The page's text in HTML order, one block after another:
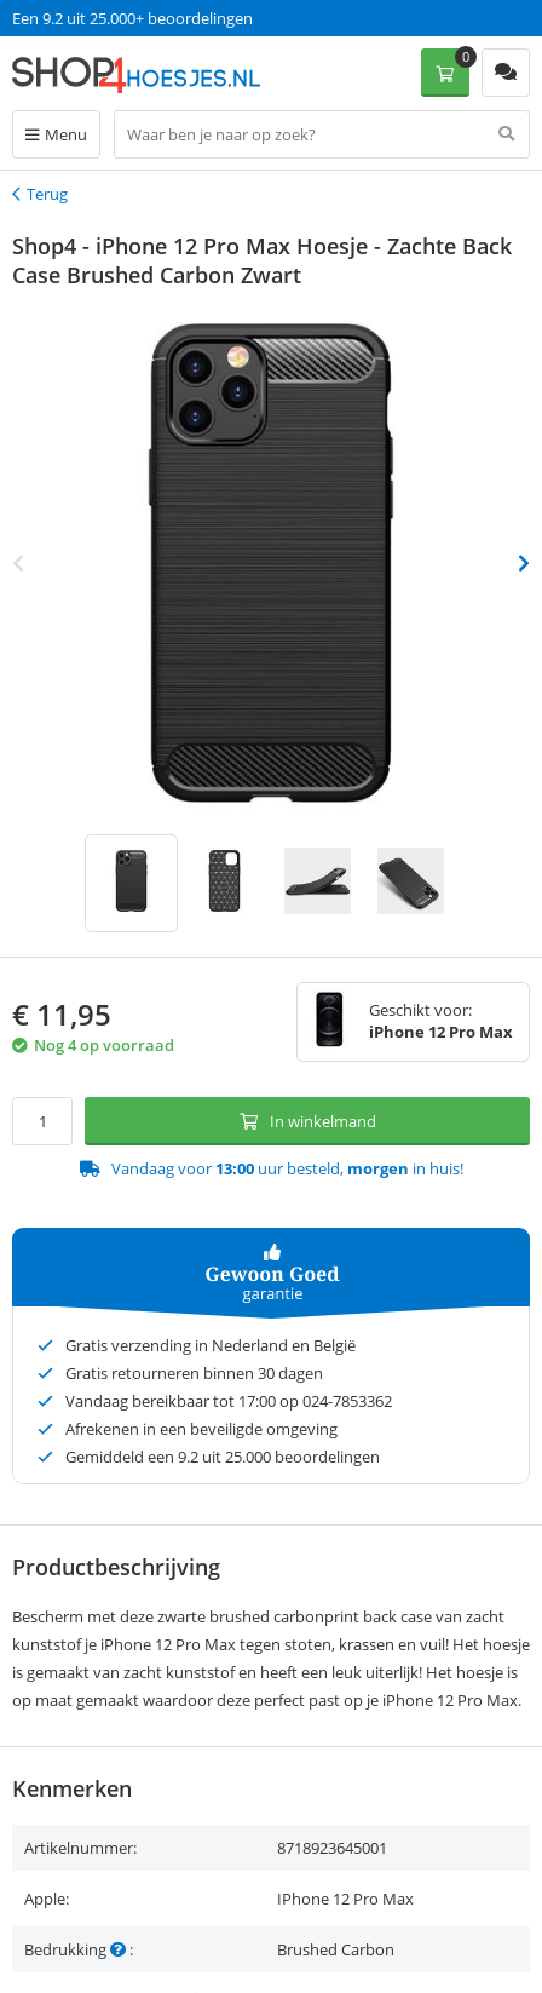
Een 9.2 uit 25.000+ beoordelingen
Menu
0
Terug
Terug
Shop4 - iPhone 12 Pro Max Hoesje - Zachte Back
Case Brushed Carbon Zwart
€ 11,95
Nog 4 op voorraad
Geschikt voor:
iPhone 12 Pro Max
In winkelmand
Vandaag voor 13:00uur besteld, morgen in huis!
Gratis verzending in Nederland en België
Gratis retourneren binnen 30 dagen
Vandaag bereikbaar tot 17:00 op 024-7853362
Afrekenen in een beveiligde omgeving
Gemiddeld een 9.2 uit 25.000 beoordelingen
Productbeschrijving
Bescherm met deze zwarte brushed carbonprint back case van zacht
kunststof je iPhone 12 Pro Max tegen stoten, krassen en vuil! Het hoesje
is gemaakt van zacht kunststof en heeft een leuk uiterlijk! Het hoesje is
op maat gemaakt waardoor deze perfect past op je iPhone 12 Pro Max.
Kenmerken
Artikelnummer: 8718923645001
Apple: IPhone 12 Pro Max
Bedrukking : Brushed Carbon